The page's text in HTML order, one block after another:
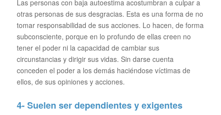
Las personas con baja autoestima acostumbran a culpar a
otras personas de sus desgracias. Esta es una forma de no
tomar responsabilidad de sus acciones. Lo hacen, de forma
subconsciente, porque en lo profundo de ellas creen no
tener el poder ni la capacidad de cambiar sus
circunstancias y dirigir sus vidas. Sin darse cuenta
conceden el poder a los demás haciéndose víctimas de
ellos, de sus opiniones y acciones.
4- Suelen ser dependientes y exigentes